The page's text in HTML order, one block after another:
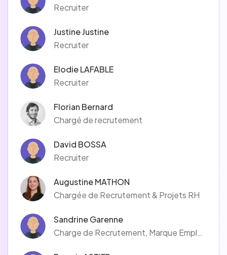
Recruiter
Justine Justine
Recruiter
Elodie LAFABLE
Recruiter
Florian Bernard
Chargé de recrutement
David BOSSA
Recruiter
Augustine MATHON
Chargée de Recrutement & Projets RH
Sandrine Garenne
Charge de Recrutement, Marque Employeur